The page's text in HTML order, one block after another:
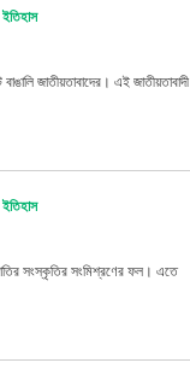
জাতীয়তাবাদের। এই জাতীয়তাবাদী
সংস্কৃতির সংমিশ্রণের ফল। এতে